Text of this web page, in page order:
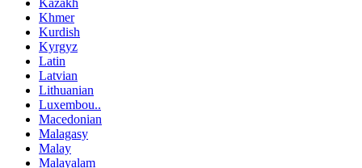
Khmer
Kurdish
Kyrgyz
Latin
Latvian
Lithuanian
Luxembou..
Macedonian
Malagasy
Malay
Malayalam